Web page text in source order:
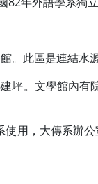
此區是連結水
。文學館內
用，大傳系辦